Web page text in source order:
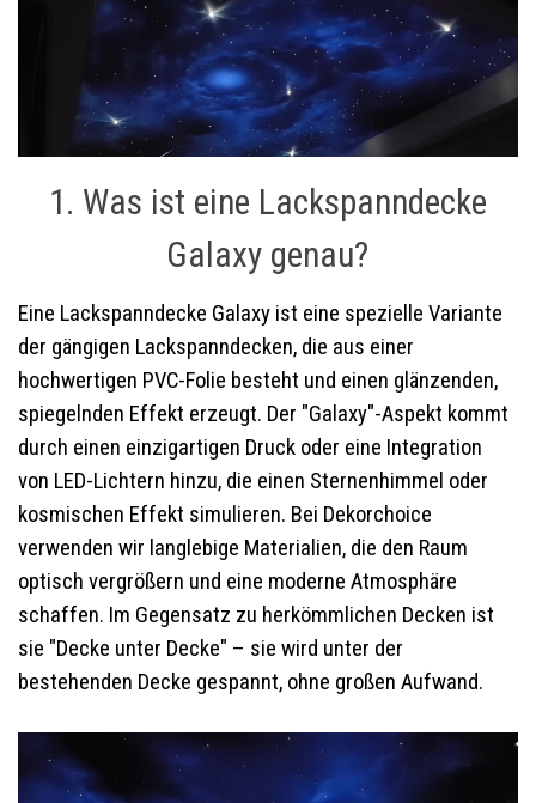
1. Was ist eine Lackspanndecke
Galaxy genau?
Eine Lackspanndecke Galaxy ist eine spezielle Variante
der gängigen Lackspanndecken, die aus einer
hochwertigen PVC-Folie besteht und einen glänzenden,
spiegelnden Effekt erzeugt. Der "Galaxy"-Aspekt kommt
durch einen einzigartigen Druck oder eine Integration
von LED-Lichtern hinzu, die einen Sternenhimmel oder
kosmischen Effekt simulieren. Bei Dekorchoice
verwenden wir langlebige Materialien, die den Raum
optisch vergrößern und eine moderne Atmosphäre
schaffen. Im Gegensatz zu herkömmlichen Decken ist
sie "Decke unter Decke" – sie wird unter der
bestehenden Decke gespannt, ohne großen Aufwand.